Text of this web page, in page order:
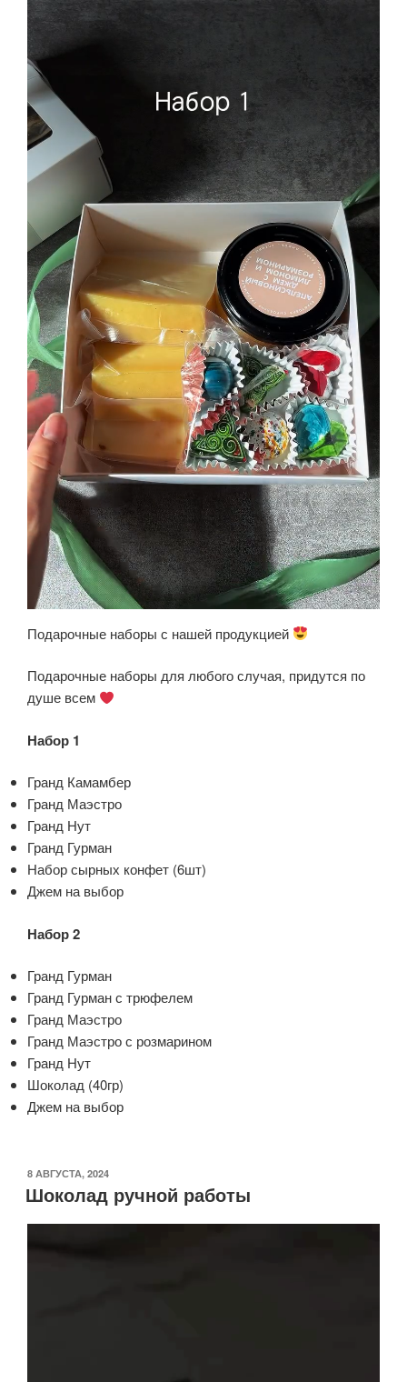
Подарочные наборы с нашей продукцией
Подарочные наборы для любого случая, придутся по
душе всем
Набор 1
Гранд Камамбер
Гранд Маэстро
Гранд Нут
Гранд Гурман
Набор сырных конфет (6шт)
Джем на выбор
Набор 2
Гранд Гурман
Гранд Гурман с трюфелем
Гранд Маэстро
Гранд Маэстро с розмарином
Гранд Нут
Шоколад (40гр)
Джем на выбор
ОПУБЛИКОВАНО
8 АВГУСТА, 2024
Шоколад ручной работы